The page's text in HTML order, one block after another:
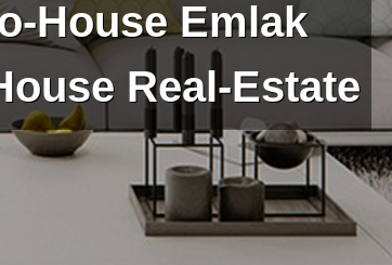
House Emlak
Real-Estate